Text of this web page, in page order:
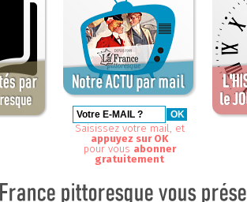
Saisissez votre mail, et
appuyez sur OK
pour vous abonner
gratuitement